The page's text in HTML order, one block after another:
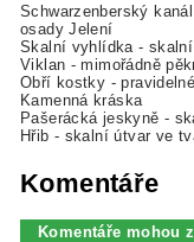
Schwarzenberský
osady Jelení
Skalní vyhlídka -
Viklan - mimořádně
Obří kostky -
Kamenná kráska
Pašerácká jeskyně -
Hřib - skalní útvar ve
Komentáře
Komentáře mohou